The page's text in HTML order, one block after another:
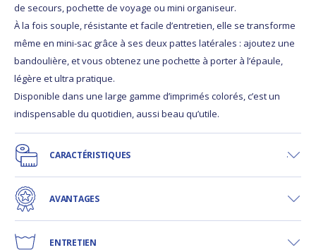
de secours, pochette de voyage ou mini organiseur.
À la fois souple, résistante et facile d’entretien, elle se transforme
même en mini-sac grâce à ses deux pattes latérales : ajoutez une
bandoulière, et vous obtenez une pochette à porter à l’épaule,
légère et ultra pratique.
Disponible dans une large gamme d’imprimés colorés, c’est un
indispensable du quotidien, aussi beau qu’utile.
CARACTÉRISTIQUES
AVANTAGES
ENTRETIEN